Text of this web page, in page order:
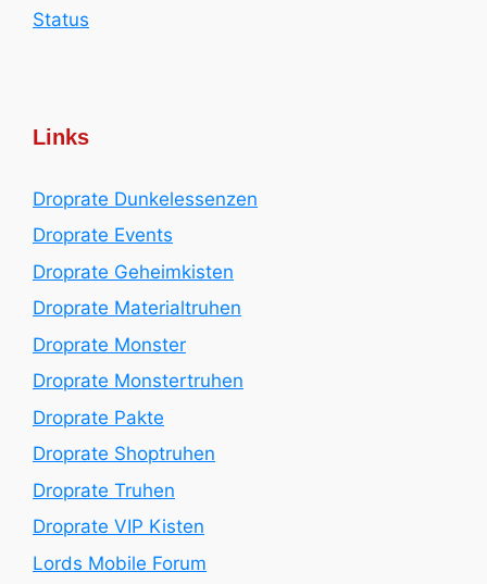
Status
Links
Droprate Dunkelessenzen
Droprate Events
Droprate Geheimkisten
Droprate Materialtruhen
Droprate Monster
Droprate Monstertruhen
Droprate Pakte
Droprate Shoptruhen
Droprate Truhen
Droprate VIP Kisten
Lords Mobile Forum